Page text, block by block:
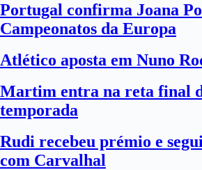
Portugal confirma Joana
Campeonatos da Europa
Atlético aposta em Nuno
Martim entra na reta final
temporada
Rudi recebeu prémio e
com Carvalhal